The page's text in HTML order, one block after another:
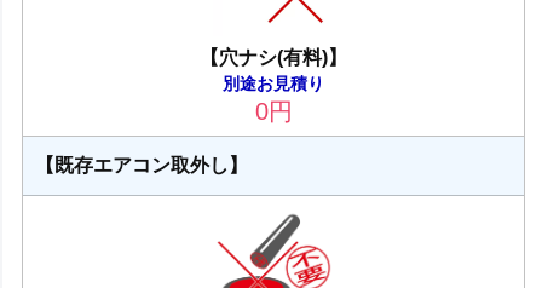
【穴ナシ(有料)】
別途お見積り
0円
【既存エアコン取外し】